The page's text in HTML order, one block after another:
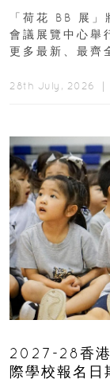
「荷花 BB 展
會議展覽中心舉
更多最新、最齊
28th July, 2026 ｜
2027-28香港
際學校報名日